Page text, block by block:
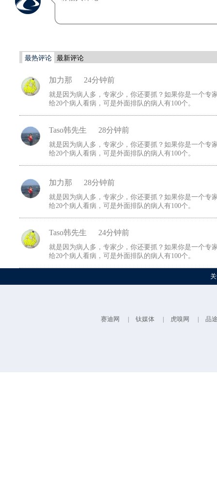
最热评论 最新评论
加力那 24分钟前
就是因为病人多，专家少，你还要抓？如果你是一个专
给20个病人看病，可是外面排队的病人有100个。
Taso韩先生 28分钟前
就是因为病人多，专家少，你还要抓？如果你是一个专
给20个病人看病，可是外面排队的病人有100个。
加力那 28分钟前
就是因为病人多，专家少，你还要抓？如果你是一个专
给20个病人看病，可是外面排队的病人有100个。
Taso韩先生 24分钟前
就是因为病人多，专家少，你还要抓？如果你是一个专
给20个病人看病，可是外面排队的病人有100个。
赛迪网 钛媒体 虎嗅网 品